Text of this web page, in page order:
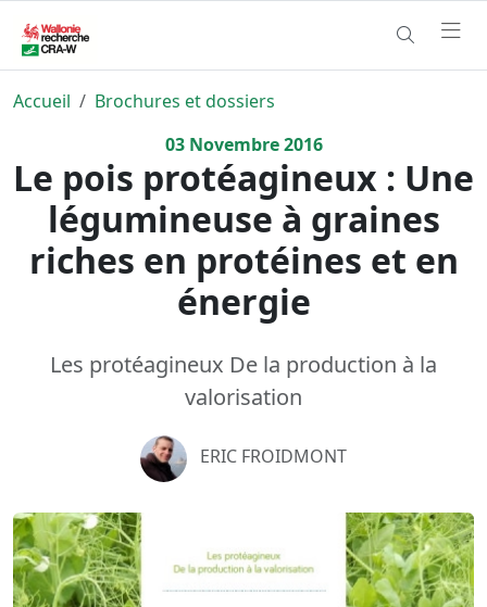
Accueil
Brochures et dossiers
03Novembre2016
Le pois protéagineux : Une
légumineuse à graines
riches en protéines et en
énergie
Les protéagineux De la production à la
valorisation
ERIC FROIDMONT